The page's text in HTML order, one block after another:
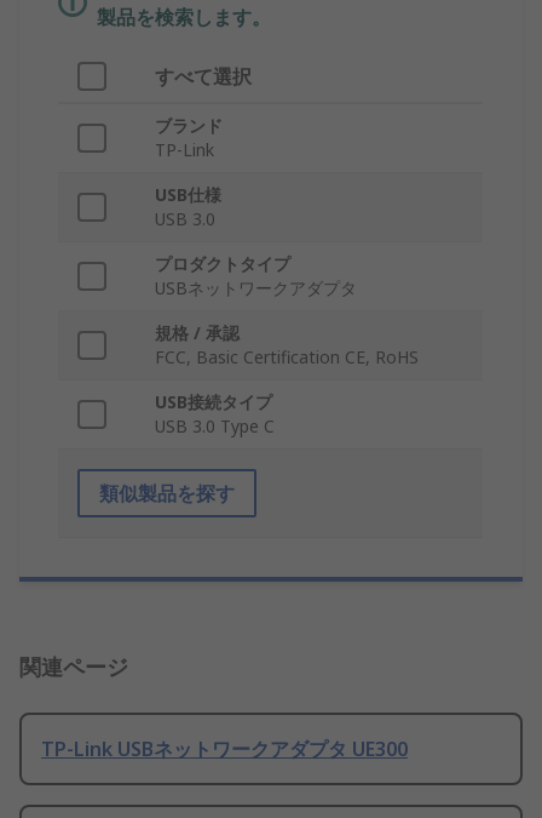
製品を検索します。
すべて選択
ブランド
TP-Link
USB仕様
USB 3.0
プロダクトタイプ
USBネットワークアダプタ
規格 / 承認
FCC, Basic Certification CE, RoHS
USB接続タイプ
USB 3.0 Type C
類似製品を探す
関連ページ
TP-Link USBネットワークアダプタ UE300